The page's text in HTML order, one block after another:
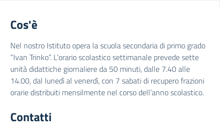
Cos'è
Nel nostro Istituto opera la scuola secondaria di primo grado
“Ivan Trinko”. L’orario scolastico settimanale prevede sette
unità didattiche giornaliere da 50 minuti, dalle 7.40 alle
14.00, dal lunedì al venerdì, con 7 sabati di recupero frazioni
orarie distribuiti mensilmente nel corso dell’anno scolastico.
Contatti